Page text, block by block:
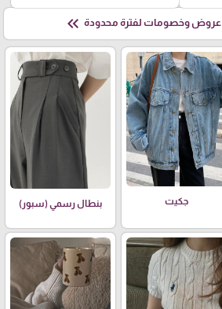
عروض وخصومات لفترة محدودة keyboard_double_arrow_left
جكيت بنطال رسمي (سبور)